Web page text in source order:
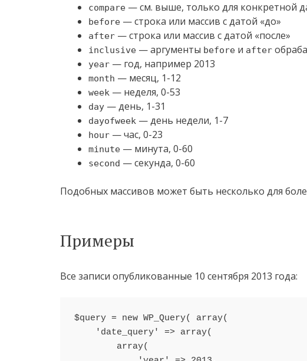
compare — см. выше, только для конкретной
before — строка или массив с датой «до»
after — строка или массив с датой «после»
inclusive — аргументы before и after
year — год, например 2013
month — месяц, 1-12
week — неделя, 0-53
day — день, 1-31
dayofweek — день недели, 1-7
hour — час, 0-23
minute — минута, 0-60
second — секунда, 0-60
Подобных массивов может быть несколько для
Примеры
Все записи опубликованные 10 сентября 2013 года:
$query = new WP_Query( array(
    'date_query' => array(
        array(